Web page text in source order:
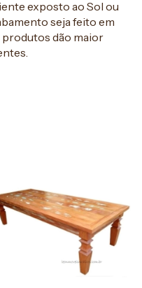
exposto ao Sol ou
seja feito em
dão maior